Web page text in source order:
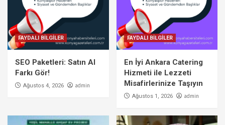
FAYDALI BİLGİLER
SEO Paketleri: Satın Al
Farkı Gör!
Ağustos 4, 2026 admin
FAYDALI BİLGİLER
En İyi Ankara Catering
Hizmeti ile Lezzeti
Misafirlerinize Taşıyın
Ağustos 1, 2026 admin